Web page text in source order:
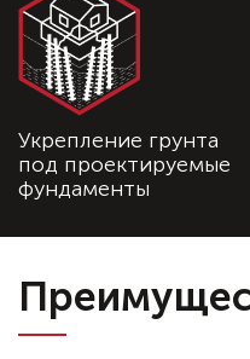
Укрепление грунта
под проектируемые
фундаменты